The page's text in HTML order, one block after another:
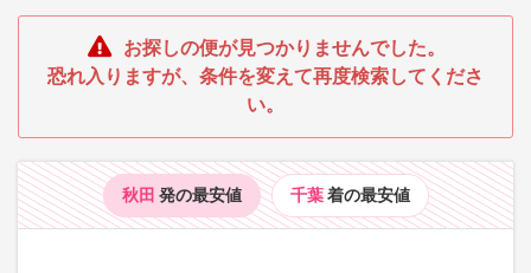
お探しの便が見つかりませんでした。
恐れ入りますが、条件を変えて再度検索してくださ
い。
秋田 発の最安値 千葉 着の最安値